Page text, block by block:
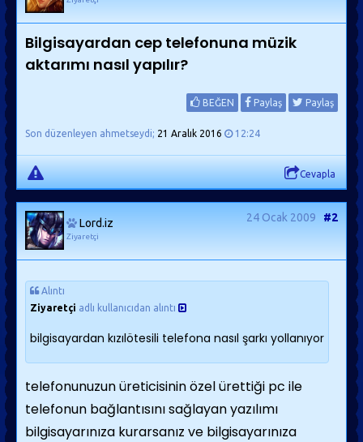
Bilgisayardan cep telefonuna müzik
aktarımı nasıl yapılır?
BEĞEN Paylaş Paylaş
Son düzenleyen ahmetseydi; 21 Aralık 2016 12:24
Cevapla
Lord.iz
Ziyaretçi
24 Ocak 2009 #2
Alıntı
Ziyaretçi adlı kullanıcıdan alıntı
bilgisayardan kızılötesili telefona nasıl şarkı yollanıyor
telefonunuzun üreticisinin özel ürettiği pc ile
telefonun bağlantısını sağlayan yazılımı
bilgisayarınıza kurarsanız ve bilgisayarınıza